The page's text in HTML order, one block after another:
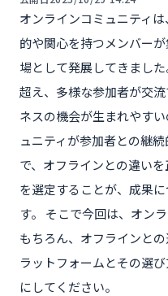
オンラインコミュニティ
的や関心を持つメンバー
場として発展してきまし
超え、多様な参加者が交
ネスの機会が生まれやす
ュニティが参加者との継
で、オフラインとの違い
を選定することが、成果
す。 そこで今回は、オン
もちろん、オフラインと
ラットフォームとその選
にしてください。